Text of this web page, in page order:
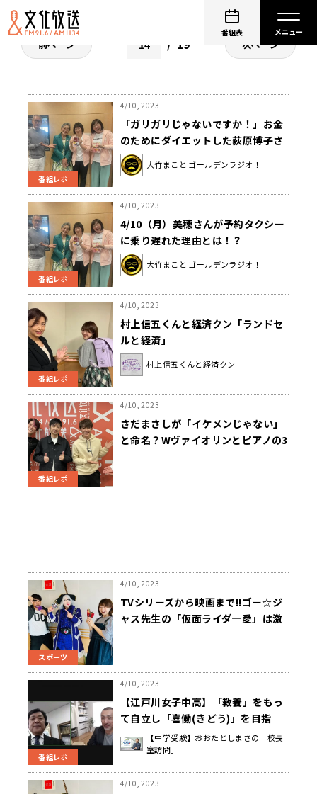
番組表
前ページ 19 次ページ
番組レポ
4/10, 2023
「ガリガリじゃないですか！」お金
のためにダイエットした荻原博子さ
んに大竹びっくり！
大竹まこと ゴールデンラジオ！
番組レポ
4/10, 2023
4/10（月）美穂さんが予約タクシー
に乗り遅れた理由とは！？
大竹まこと ゴールデンラジオ！
番組レポ
4/10, 2023
村上信五くんと経済クン「ランドセ
ルと経済」
村上信五くんと経済クン
番組レポ
4/10, 2023
さだまさしが「イケメンじゃない」
と命名？Wヴァイオリンとピアノの3
スポーツ
4/10, 2023
TVシリーズから映画まで!!ゴー☆ジ
ャス先生の「仮面ライダ―愛」は激
番組レポ
4/10, 2023
【江戸川女子中高】「教養」をもっ
て自立し「喜働(きどう)」を目指
す。菊池校長の考え
【中学受験】おおたとしまさの「校長
室訪問」
4/10, 2023